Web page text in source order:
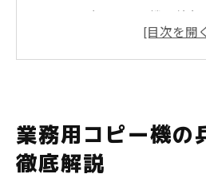
中古コピー機やリース
例
業務用コピー機の相場
業務用コピー機の
徹底解説